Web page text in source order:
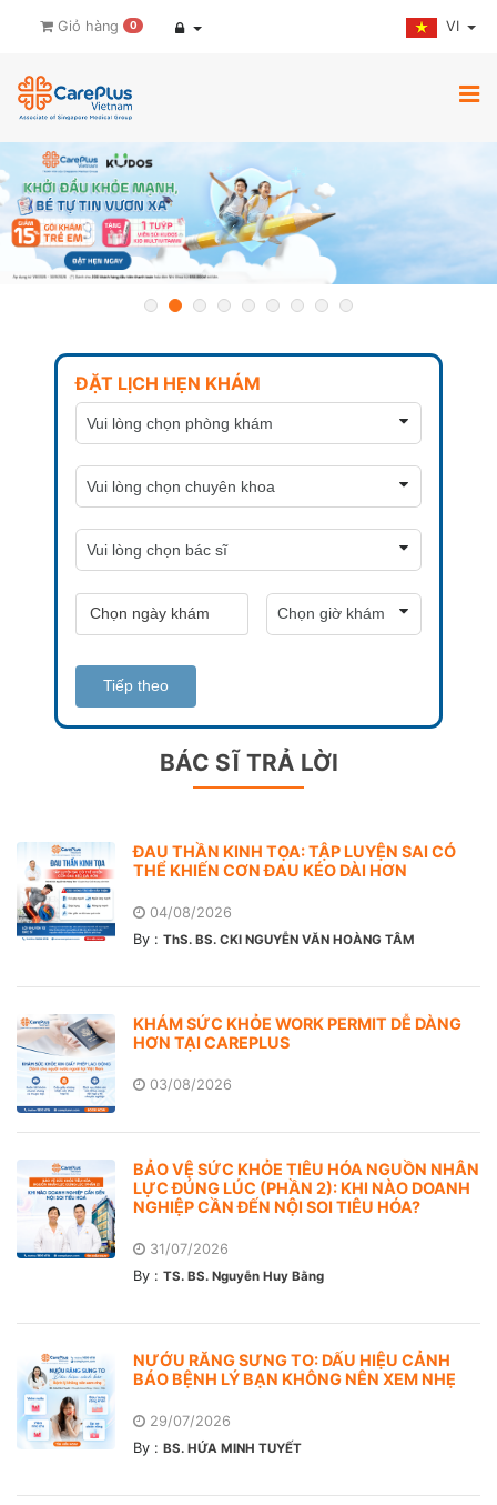
Giỏ hàng 0 VI
ĐẶT LỊCH HẸN KHÁM
Tiếp theo
BÁC SĨ TRẢ LỜI
ĐAU THẦN KINH TỌA: TẬP LUYỆN SAI CÓ
THỂ KHIẾN CƠN ĐAU KÉO DÀI HƠN
04/08/2026
By : ThS. BS. CKI NGUYỄN VĂN HOÀNG TÂM
KHÁM SỨC KHỎE WORK PERMIT DỄ DÀNG
HƠN TẠI CAREPLUS
03/08/2026
BẢO VỆ SỨC KHỎE TIÊU HÓA NGUỒN NHÂN
LỰC ĐÚNG LÚC (PHẦN 2): KHI NÀO DOANH
NGHIỆP CẦN ĐẾN NỘI SOI TIÊU HÓA?
31/07/2026
By : TS. BS. Nguyễn Huy Bằng
NƯỚU RĂNG SƯNG TO: DẤU HIỆU CẢNH
BÁO BỆNH LÝ BẠN KHÔNG NÊN XEM NHẸ
29/07/2026
By : BS. HỨA MINH TUYẾT